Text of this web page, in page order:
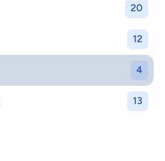
20
12
4
13